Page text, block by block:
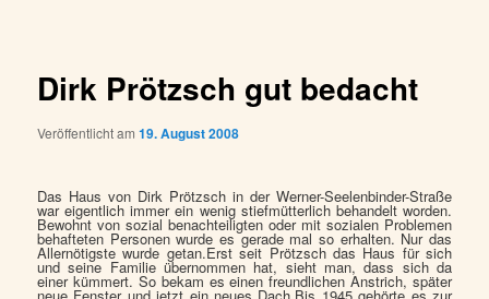
Dirk Prötzsch gut bedacht
Veröffentlicht am19. August 2008
Das Haus von Dirk Prötzsch in der Werner-Seelenbinder-Straße
war eigentlich immer ein wenig stiefmütterlich behandelt worden.
Bewohnt von sozial benachteiligten oder mit sozialen Problemen
behafteten Personen wurde es gerade mal so erhalten. Nur das
Allernötigste wurde getan.Erst seit Prötzsch das Haus für sich
und seine Familie übernommen hat, sieht man, dass sich da
einer kümmert. So bekam es einen freundlichen Anstrich, später